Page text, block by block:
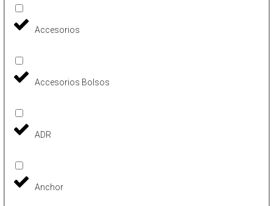
Accesorios
Accesorios Bolsos
ADR
Anchor